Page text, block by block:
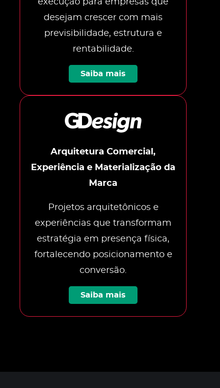
desejam crescer com mais
previsibilidade, estrutura e
rentabilidade.
Saiba mais
Arquitetura Comercial,
Experiência e Materialização da
Marca
Projetos arquitetônicos e
experiências que transformam
estratégia em presença física,
fortalecendo posicionamento e
conversão.
Saiba mais